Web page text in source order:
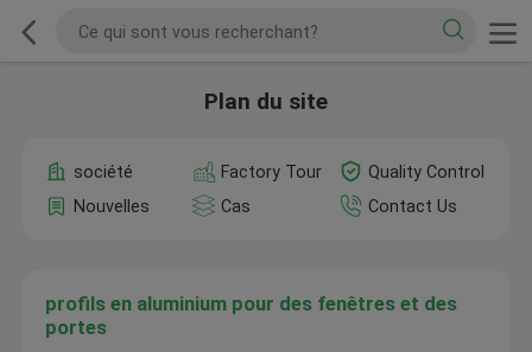
Plan du site
société Factory Tour
Quality Control
Nouvelles
Cas Contact Us
profils en aluminium pour des fenêtres et des
portes